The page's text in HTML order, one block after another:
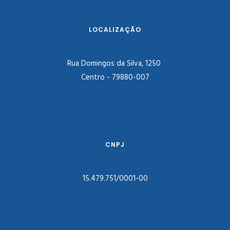
LOCALIZAÇÃO
Rua Domingos da Silva, 1250
Centro - 79880-007
CNPJ
15.479.751/0001-00